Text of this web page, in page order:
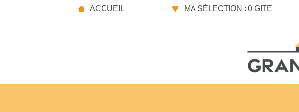
ACCUEIL MA SÉLECTION : 0 GITE
Panneau de gestion des cookies